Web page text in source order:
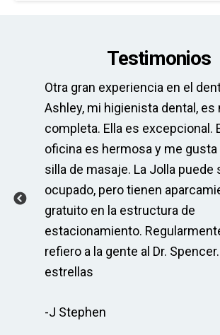
Testimonios
Otra gran experiencia en el
Ashley, mi higienista dental, es
completa. Ella es excepcional.
oficina es hermosa y me gusta
silla de masaje. La Jolla puede
ocupado, pero tienen
gratuito en la estructura de
estacionamiento.
refiero a la gente al Dr.
estrellas
-J Stephen